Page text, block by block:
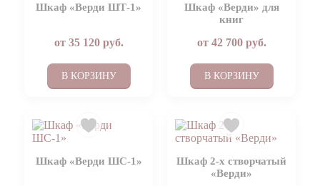
Шкаф «Верди ШТ-1»
от 35 120руб.
В КОРЗИНУ
Шкаф «Верди» для
книг
от 42 700руб.
В КОРЗИНУ
Шкаф «Верди ШС-1»
Шкаф 2-х створчатый
«Верди»